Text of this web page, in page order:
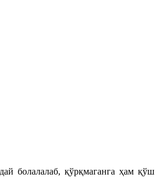
болалалаб, қўрқмаганга ҳам қўш